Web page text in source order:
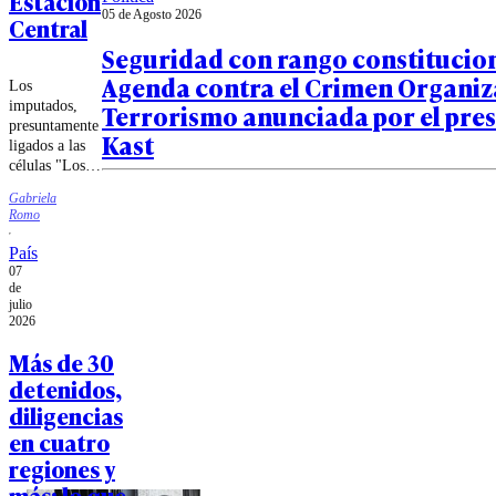
Central
Los
imputados,
presuntamente
ligados a las
células "Los
"Los Shelby",
fueron
formalizados
por su
participación
en dos
investigaciones
con secuestros
y un
homicidio
ocurrido en la
comuna de
Estación
Central.
Gabriela
Romo
País
07
de
julio
2026
Más de 30
detenidos,
diligencias
en cuatro
regiones y
05 de Agosto 2026
Seguridad con rango
Agenda contra el Crimen
Terrorismo anunciada por el
Kast